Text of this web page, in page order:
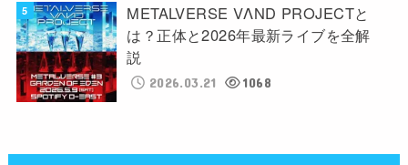
METALVERSE VΛND PROJECTと
は？正体と2026年最新ライブを全解
説
2026.03.21 1068